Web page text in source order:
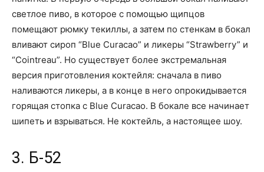
светлое пиво, в которое с помощью щипцов
помещают рюмку текиллы, а затем по стенкам в бокал
вливают сиpoп “Blue Curacao” и ликеры “Strawberry” и
“Cointreau”. Но существует более экстремальная
версия приготовления коктейля: сначала в пиво
наливаются ликеры, а в конце в него опрокидывается
горящая стопка с Blue Curacao. В бокале все начинает
шипеть и взрываться. Не коктейль, а настоящее шоу.
3. Б-52